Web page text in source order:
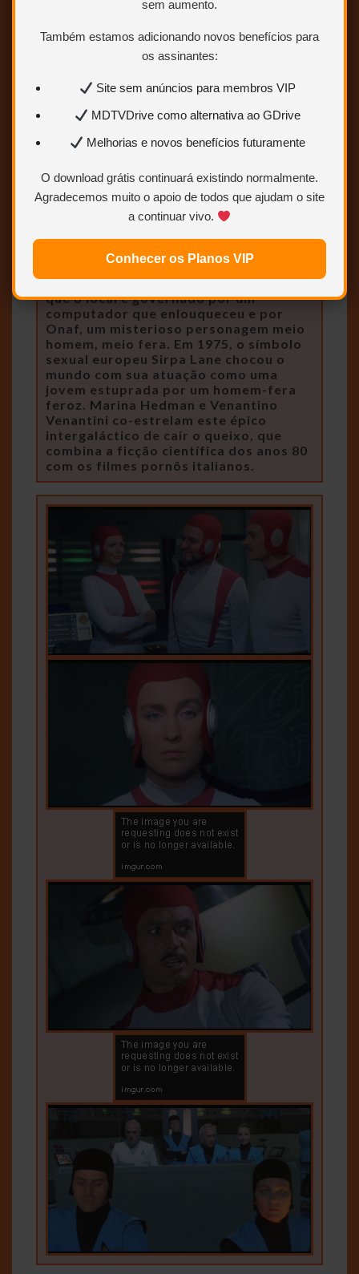
sem aumento.
Também estamos adicionando novos benefícios para
os assinantes:
Site sem anúncios para membros VIP
MDTVDrive como alternativa ao GDrive
Melhorias e novos benefícios futuramente
O download grátis continuará existindo normalmente.
Agradecemos muito o apoio de todos que ajudam o site
a continuar vivo.
Conhecer os Planos VIP
redirecionado para a página com
OneDrive, MEGA, GDRIVE,
Uptobox e 1fichier.
Astronautas desembarcam em planeta
desconhecido durante missão espacial
em busca de um minério raro e de
cobiçado pelos militares. Descobrem
que o local é governado por um
computador que enlouqueceu e por
Onaf, um misterioso personagem meio
homem, meio fera. Em 1975, o símbolo
sexual europeu Sirpa Lane chocou o
mundo com sua atuação como uma
jovem estuprada por um homem-fera
feroz. Marina Hedman e Venantino
Venantini co-estrelam este épico
intergaláctico de cair o queixo, que
combina a ficção científica dos anos 80
com os filmes pornôs italianos.